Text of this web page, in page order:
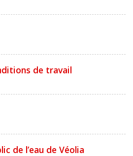
de travail
de l’eau de Véolia